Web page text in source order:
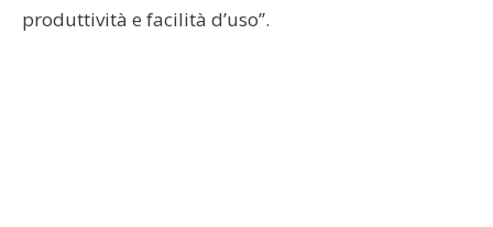
produttività e facilità d’uso”.